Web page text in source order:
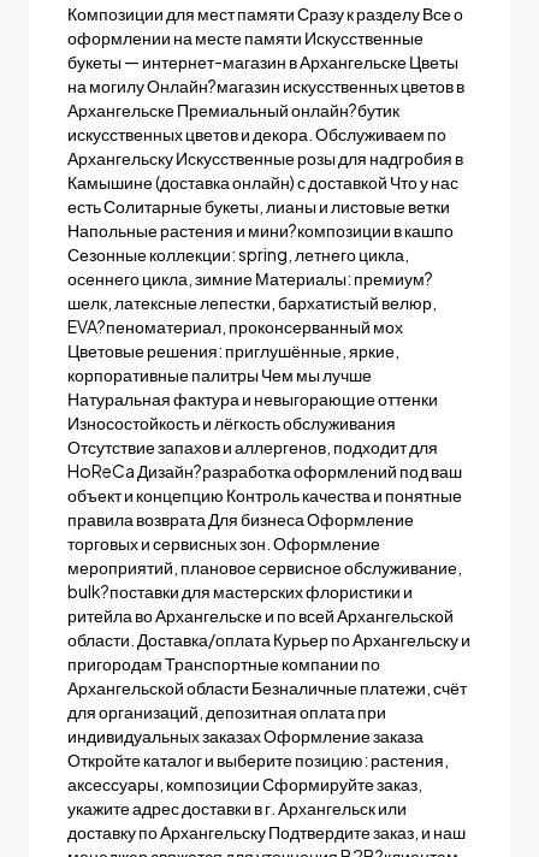
Композиции для мест памяти Сразу к разделу Все о
оформлении на месте памяти Искусственные
букеты — интернет-магазин в Архангельске Цветы
на могилу Онлайн?магазин искусственных цветов в
Архангельске Премиальный онлайн?бутик
искусственных цветов и декора. Обслуживаем по
Архангельску Искусственные розы для надгробия в
Камышине (доставка онлайн) с доставкой Что у нас
есть Солитарные букеты, лианы и листовые ветки
Напольные растения и мини?композиции в кашпо
Сезонные коллекции: spring, летнего цикла,
осеннего цикла, зимние Материалы: премиум?
шелк, латексные лепестки, бархатистый велюр,
EVA?пеноматериал, проконсерванный мох
Цветовые решения: приглушённые, яркие,
корпоративные палитры Чем мы лучше
Натуральная фактура и невыгорающие оттенки
Износостойкость и лёгкость обслуживания
Отсутствие запахов и аллергенов, подходит для
HoReCa Дизайн?разработка оформлений под ваш
объект и концепцию Контроль качества и понятные
правила возврата Для бизнеса Оформление
торговых и сервисных зон. Оформление
мероприятий, плановое сервисное обслуживание,
bulk?поставки для мастерских флористики и
ритейла во Архангельске и по всей Архангельской
области. Доставка/оплата Курьер по Архангельску и
пригородам Транспортные компании по
Архангельской области Безналичные платежи, счёт
для организаций, депозитная оплата при
индивидуальных заказах Оформление заказа
Откройте каталог и выберите позицию: растения,
аксессуары, композиции Сформируйте заказ,
укажите адрес доставки в г. Архангельск или
доставку по Архангельску Подтвердите заказ, и наш